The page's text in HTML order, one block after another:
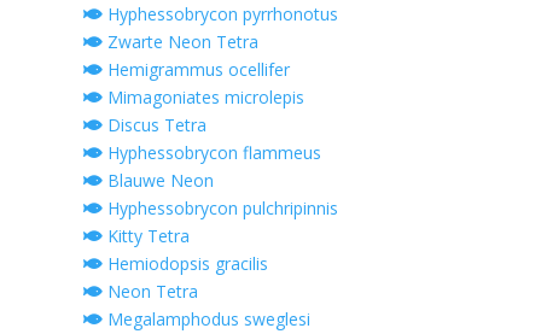
Hyphessobrycon pyrrhonotus
Zwarte Neon Tetra
Hemigrammus ocellifer
Mimagoniates microlepis
Discus Tetra
Hyphessobrycon flammeus
Blauwe Neon
Hyphessobrycon pulchripinnis
Kitty Tetra
Hemiodopsis gracilis
Neon Tetra
Megalamphodus sweglesi